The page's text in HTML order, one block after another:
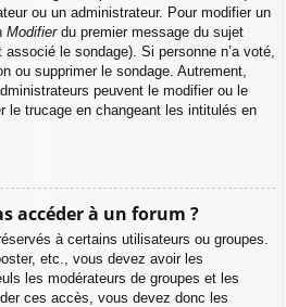
ou un administrateur. Pour modifier un
Modifierdu premier message du sujet
le sondage). Si personne n’a voté,
ou supprimer le sondage. Autrement,
peuvent le modifier ou le
le trucage en changeant les intitulés en
accéder à un forum ?
à certains utilisateurs ou groupes.
etc., vous devez avoir les
les modérateurs de groupes et les
ces accès, vous devez donc les